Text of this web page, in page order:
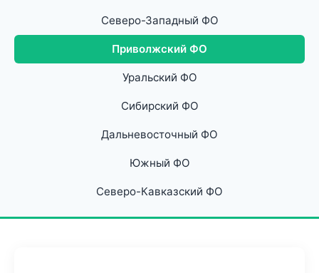
Северо-Западный ФО
Приволжский ФО
Уральский ФО
Сибирский ФО
Дальневосточный ФО
Южный ФО
Северо-Кавказский ФО